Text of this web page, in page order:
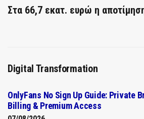
Στα 66,7 εκατ. ευρώ η
Digital Transformation
OnlyFans No Sign Up Guide: Private
Billing & Premium Access